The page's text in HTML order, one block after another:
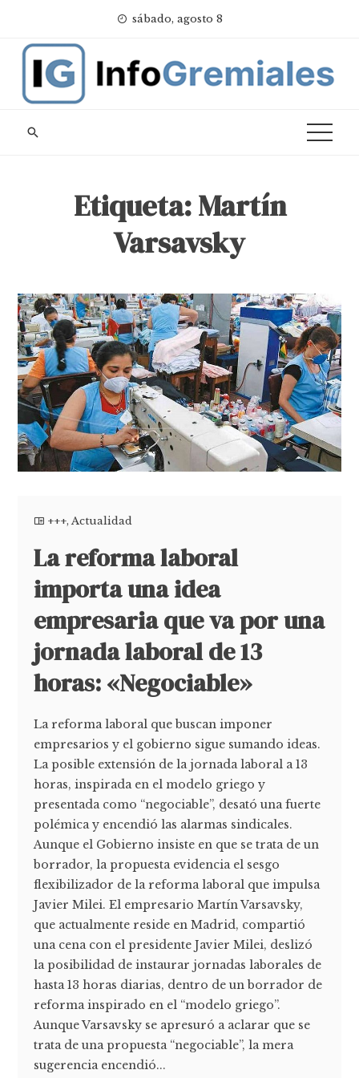
content
sábado, agosto 8
Etiqueta:Martín
Varsavsky
+++,Actualidad
La reforma laboral
importa una idea
empresaria que va por una
jornada laboral de 13
horas: «Negociable»
La reforma laboral que buscan imponer
empresarios y el gobierno sigue sumando ideas.
La posible extensión de la jornada laboral a 13
horas, inspirada en el modelo griego y
presentada como “negociable”, desató una fuerte
polémica y encendió las alarmas sindicales.
Aunque el Gobierno insiste en que se trata de un
borrador, la propuesta evidencia el sesgo
flexibilizador de la reforma laboral que impulsa
Javier Milei. El empresario Martín Varsavsky,
que actualmente reside en Madrid, compartió
una cena con el presidente Javier Milei, deslizó
la posibilidad de instaurar jornadas laborales de
hasta 13 horas diarias, dentro de un borrador de
reforma inspirado en el “modelo griego”.
Aunque Varsavsky se apresuró a aclarar que se
trata de una propuesta “negociable”, la mera
sugerencia encendió...